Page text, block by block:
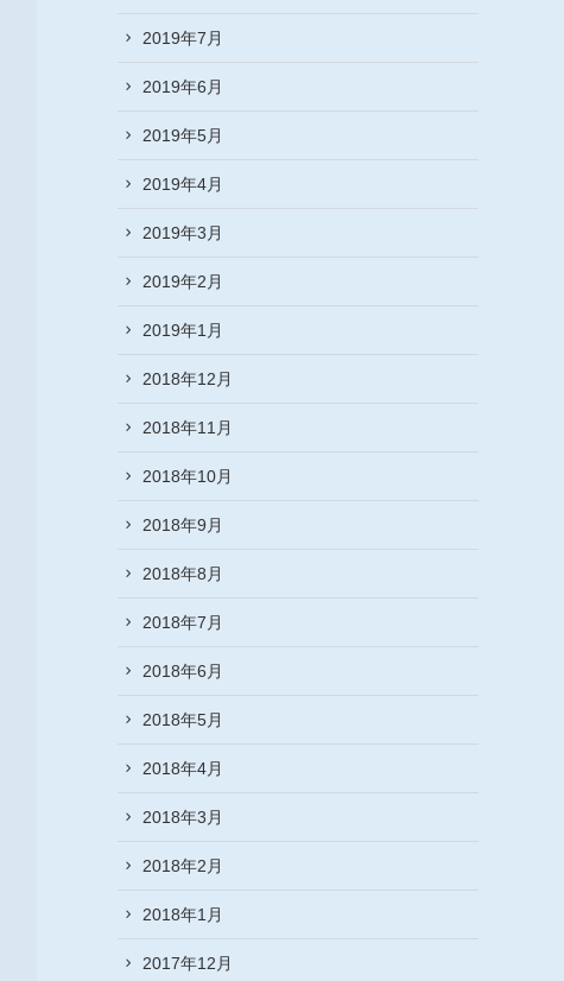
2019年7月
2019年6月
2019年5月
2019年4月
2019年3月
2019年2月
2019年1月
2018年12月
2018年11月
2018年10月
2018年9月
2018年8月
2018年7月
2018年6月
2018年5月
2018年4月
2018年3月
2018年2月
2018年1月
2017年12月